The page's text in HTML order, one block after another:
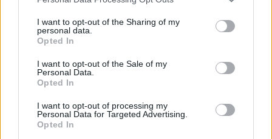
not limited to your visit or usage behaviour. You may click to
grant or deny consent to Google and its third-party tags to
use your data for below specified purposes in below Google
consent section.
I want to opt-out of the Sharing of my
personal data.
Opted In
I want to opt-out of the Sale of my
Personal Data.
Opted In
I want to opt-out of processing my
Personal Data for Targeted Advertising.
Opted In
A kínálatban az Enyaq 60 jelenti a belépőt 63 kWh-s
akkumulátorral és 150 kW teljesítménnyel, míg az Enyaq 85
már 82 kWh-s akkut és 210 kW-os teljesítményt kínál, közel